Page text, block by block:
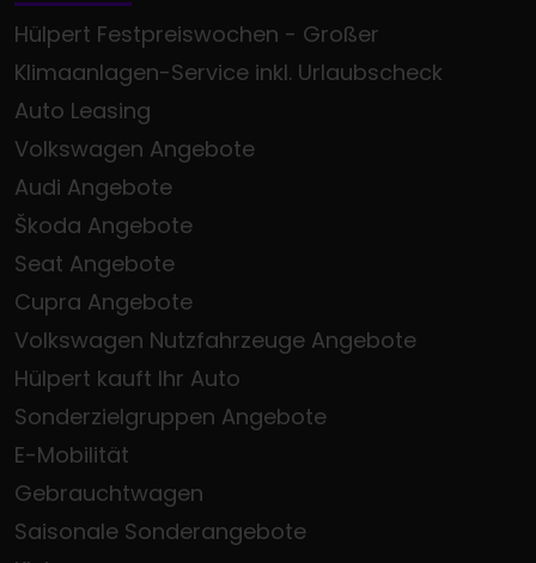
Hülpert Festpreiswochen - Großer
Klimaanlagen-Service inkl. Urlaubscheck
Auto Leasing
Volkswagen Angebote
Audi Angebote
Škoda Angebote
Seat Angebote
Cupra Angebote
Volkswagen Nutzfahrzeuge Angebote
Hülpert kauft Ihr Auto
Sonderzielgruppen Angebote
E-Mobilität
Gebrauchtwagen
Saisonale Sonderangebote